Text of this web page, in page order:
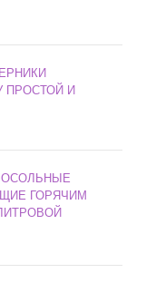
ПРОСТОЙ И
ГОРЯЧИМ